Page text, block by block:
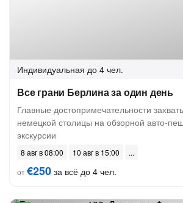
Индивидуальная до 4 чел.
Все грани Берлина за один день
Главные достопримечательности
немецкой столицы на обзорной авто-
экскурсии
8 авг в 08:00
10 авг в 15:00
от€250 за всё до 4 чел.